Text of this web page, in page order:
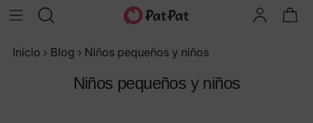
Inicio › Blog › Niños pequeños y niños
Niños pequeños y niños